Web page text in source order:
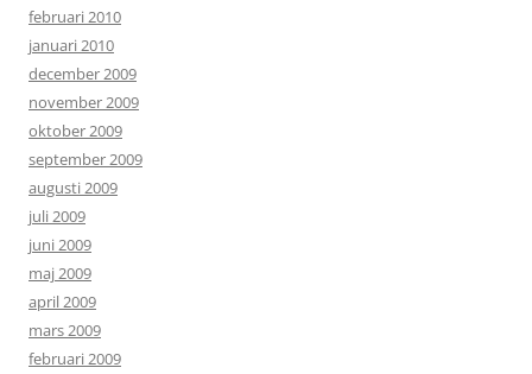
februari 2010
januari 2010
december 2009
november 2009
oktober 2009
september 2009
augusti 2009
juli 2009
juni 2009
maj 2009
april 2009
mars 2009
februari 2009